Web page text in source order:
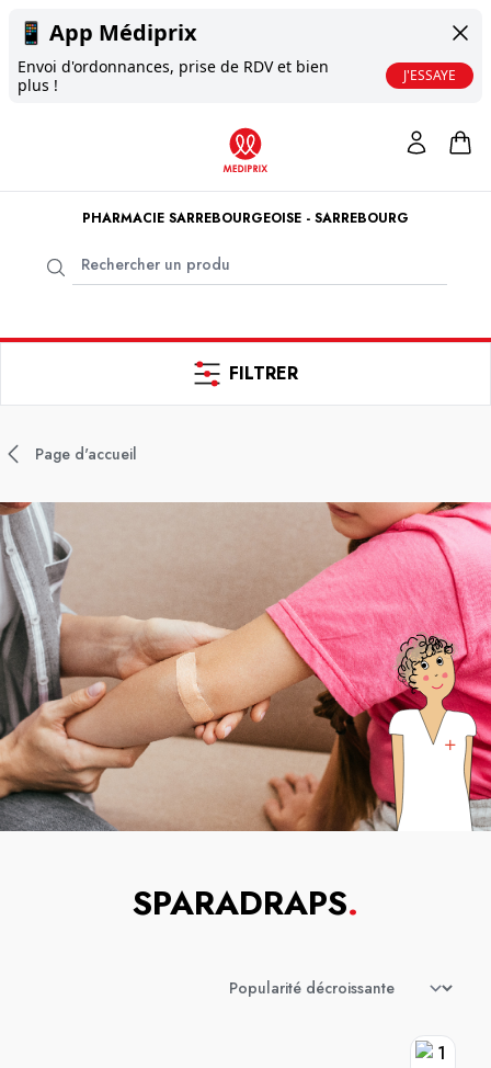
📱 App Médiprix
Envoi d'ordonnances, prise de RDV et bien
plus !
J'ESSAYE
PHARMACIE SARREBOURGEOISE - SARREBOURG
FILTRER
Page d'accueil
SPARADRAPS.